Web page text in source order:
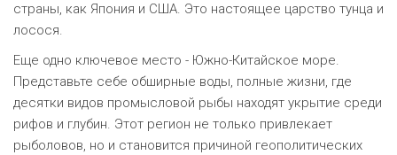
страны, как Япония и США. Это настоящее царство тунца и
лосося.
Еще одно ключевое место - Южно-Китайское море.
Представьте себе обширные воды, полные жизни, где
десятки видов промысловой рыбы находят укрытие среди
рифов и глубин. Этот регион не только привлекает
рыболовов, но и становится причиной геополитических